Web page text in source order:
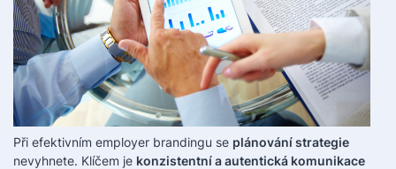
Při efektivním employer brandingu se plánování strategie
nevyhnete. Klíčem je konzistentní a autentická komunikace